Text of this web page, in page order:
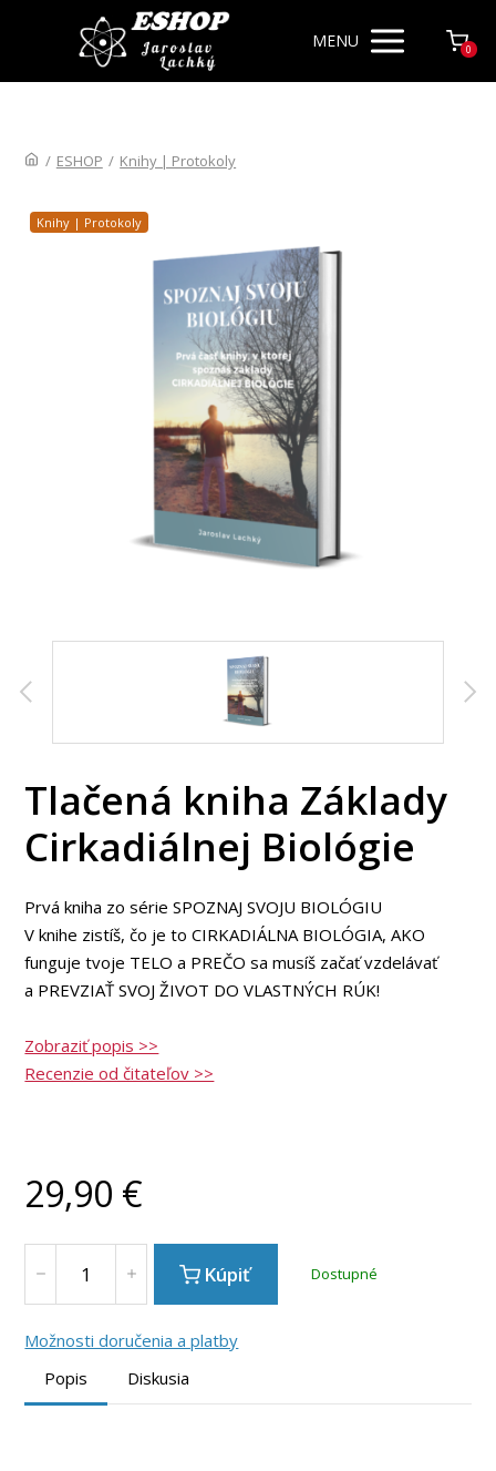
MENU 0
/ ESHOP / Knihy | Protokoly
Knihy | Protokoly
Tlačená kniha Základy
Cirkadiálnej Biológie
Prvá kniha zo série SPOZNAJ SVOJU BIOLÓGIU
V knihe zistíš, čo je to CIRKADIÁLNA BIOLÓGIA, AKO
funguje tvoje TELO a PREČO sa musíš začať vzdelávať
a PREVZIAŤ SVOJ ŽIVOT DO VLASTNÝCH RÚK!
Zobraziť popis >>
Recenzie od čitateľov >>
29,90 €
Kúpiť Dostupné
Možnosti doručenia a platby
Popis
Diskusia